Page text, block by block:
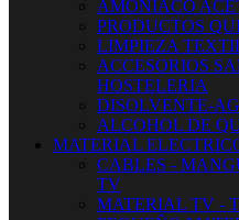
AMONIACO
PRODUCTOS
LIMPIEZA
ACCESORIOS
HOSTELERIA
DISOLVENTE-
ALCOHOL DE
MATERIAL
CABLES -
TV
MATERIAL TV -